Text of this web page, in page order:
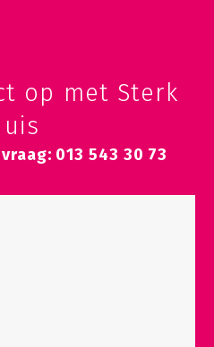
op met Sterk
013 543 30 73